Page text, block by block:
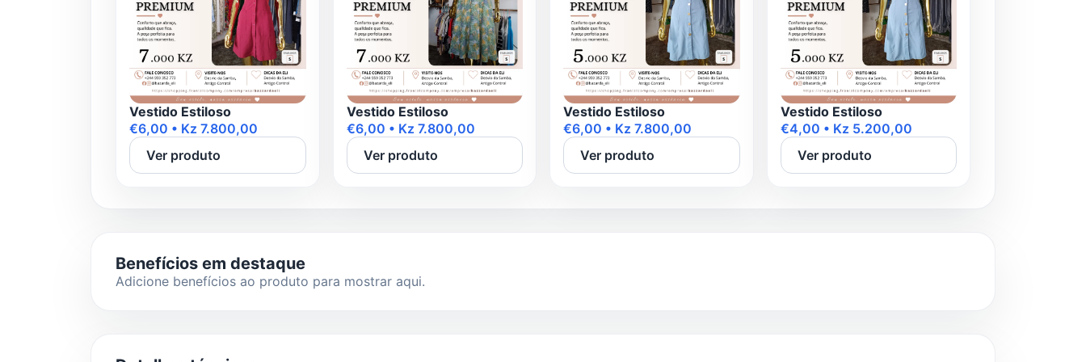
Vestido Estiloso
€6,00 • Kz 7.800,00
Ver produto
Vestido Estiloso
€6,00 • Kz 7.800,00
Ver produto
Vestido Estiloso
€6,00 • Kz 7.800,00
Ver produto
Vestido Estiloso
€4,00 • Kz 5.200,00
Ver produto
Benefícios em destaque
Adicione benefícios ao produto para mostrar aqui.